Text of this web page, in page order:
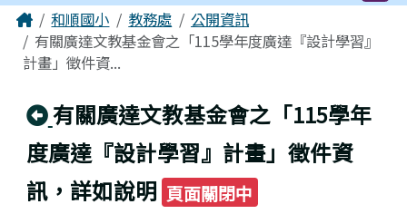
主內容區域
Home和順國小 教務處
公開資訊
有關廣達文教基金會之「115學年度廣達『設計學習』
計畫」徵件資...
回上頁
有關廣達文教基金會之「115學年
度廣達『設計學習』計畫」徵件資
訊，詳如說明 頁面關閉中
頁尾區域